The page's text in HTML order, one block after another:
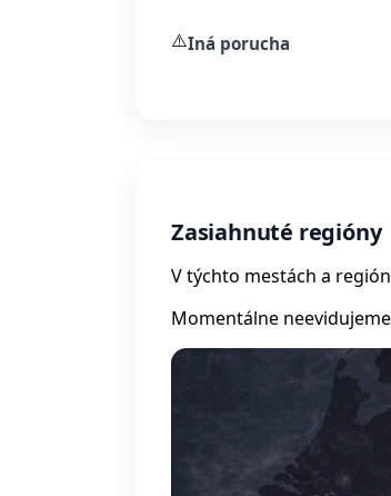
⚠️Iná porucha
Zasiahnuté regióny
V týchto mestách a
Momentálne